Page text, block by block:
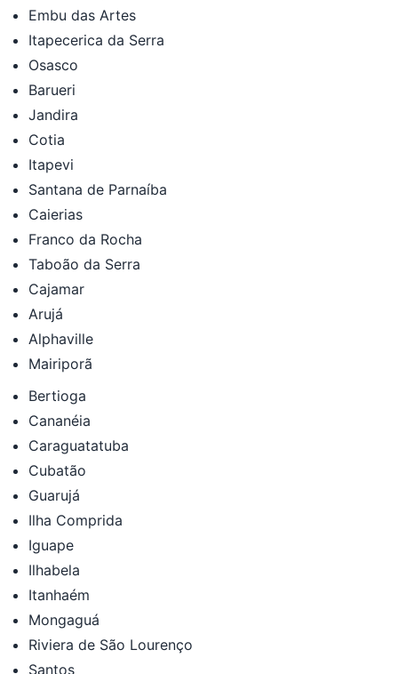
Embu das Artes
Itapecerica da Serra
Osasco
Barueri
Jandira
Cotia
Itapevi
Santana de Parnaíba
Caierias
Franco da Rocha
Taboão da Serra
Cajamar
Arujá
Alphaville
Mairiporã
Bertioga
Cananéia
Caraguatatuba
Cubatão
Guarujá
Ilha Comprida
Iguape
Ilhabela
Itanhaém
Mongaguá
Riviera de São Lourenço
Santos